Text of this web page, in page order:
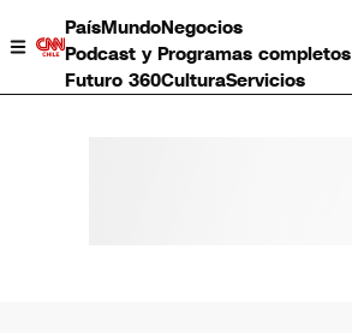
PaísMundoNegocios
Podcast y Programas completos
Futuro 360CulturaServicios